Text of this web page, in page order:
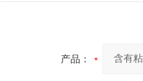
产品：